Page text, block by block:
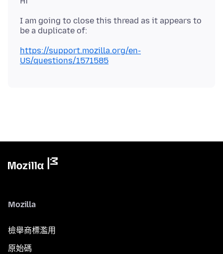
I am going to close this thread as it appears to
https://support.mozilla.org/en-
US/questions/1571585
Mozilla
檢舉商標濫用
原始碼